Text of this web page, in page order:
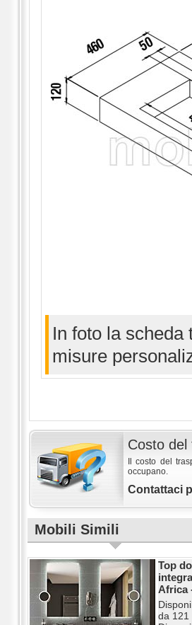
In foto la scheda
misure
Costo
Il costo del
occupano.
Contattaci
Mobili Simili
Top
Africa
da 121